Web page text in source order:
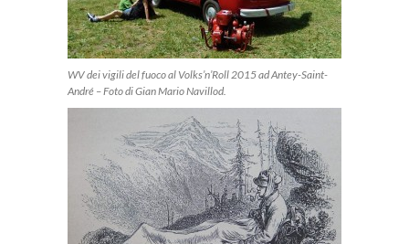
WV dei vigili del fuoco al Volks’n’Roll 2015 ad Antey-Saint-
André – Foto di Gian Mario Navillod.